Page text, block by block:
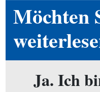
Möchten
Ja. Ich